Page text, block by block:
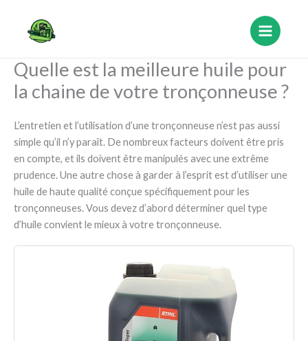
contenu
Quelle est la meilleure huile pour
la chaine de votre tronçonneuse ?
L’entretien et l’utilisation d’une tronçonneuse n’est pas aussi
simple qu’il n’y paraît. De nombreux facteurs doivent être pris
en compte, et ils doivent être manipulés avec une extrême
prudence. Une autre chose à garder à l’esprit est d’utiliser une
huile de haute qualité conçue spécifiquement pour les
tronçonneuses. Vous devez d’abord déterminer quel type
d’huile convient le mieux à votre tronçonneuse.